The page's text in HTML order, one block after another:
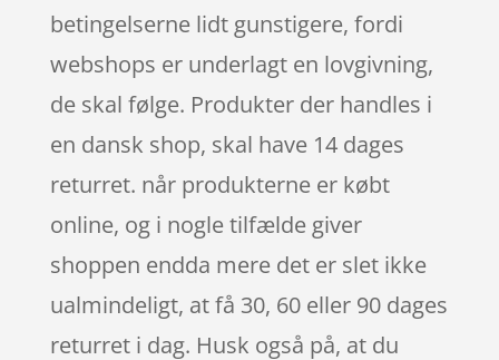
betingelserne lidt gunstigere, fordi
webshops er underlagt en lovgivning,
de skal følge. Produkter der handles i
en dansk shop, skal have 14 dages
returret. når produkterne er købt
online, og i nogle tilfælde giver
shoppen endda mere det er slet ikke
ualmindeligt, at få 30, 60 eller 90 dages
returret i dag. Husk også på, at du